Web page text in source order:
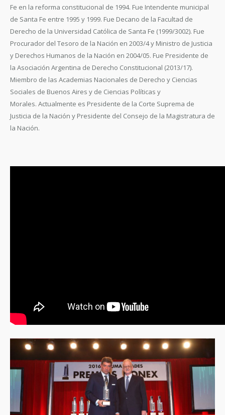
Fe en la reforma constitucional de 1994. Fue Intendente municipal
de Santa Fe entre 1995 y 1999. Fue Decano de la Facultad de
Derecho de la Universidad Católica de Santa Fe (1999/3002). Fue
Procurador del Tesoro de la Nación en 2003/4 y Ministro de Justicia
y Derechos Humanos de la Nación en 2004/05. Fue Presidente de
la Asociación Argentina de Derecho Constitucional (2013/17).
Miembro de las Academias Nacionales de Derecho y Ciencias
Sociales de Buenos Aires y de Ciencias Políticas y
Morales. Actualmente es Presidente de la Corte Suprema de
Justicia de la Nación y Presidente del Consejo de la Magistratura de
la Nación.